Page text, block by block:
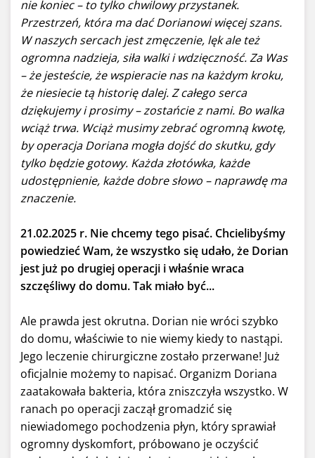
nie koniec – to tylko chwilowy przystanek.
Przestrzeń, która ma dać Dorianowi więcej szans.
W naszych sercach jest zmęczenie, lęk ale też
ogromna nadzieja, siła walki i wdzięczność. Za Was
– że jesteście, że wspieracie nas na każdym kroku,
że niesiecie tą historię dalej. Z całego serca
dziękujemy i prosimy – zostańcie z nami. Bo walka
wciąż trwa. Wciąż musimy zebrać ogromną kwotę,
by operacja Doriana mogła dojść do skutku, gdy
tylko będzie gotowy. Każda złotówka, każde
udostępnienie, każde dobre słowo – naprawdę ma
znaczenie.
21.02.2025 r. Nie chcemy tego pisać. Chcielibyśmy
powiedzieć Wam, że wszystko się udało, że Dorian
jest już po drugiej operacji i właśnie wraca
szczęśliwy do domu. Tak miało być...
Ale prawda jest okrutna. Dorian nie wróci szybko
do domu, właściwie to nie wiemy kiedy to nastąpi.
Jego leczenie chirurgiczne zostało przerwane! Już
oficjalnie możemy to napisać. Organizm Doriana
zaatakowała bakteria, która zniszczyła wszystko. W
ranach po operacji zaczął gromadzić się
niewiadomego pochodzenia płyn, który sprawiał
ogromny dyskomfort, próbowano je oczyścić